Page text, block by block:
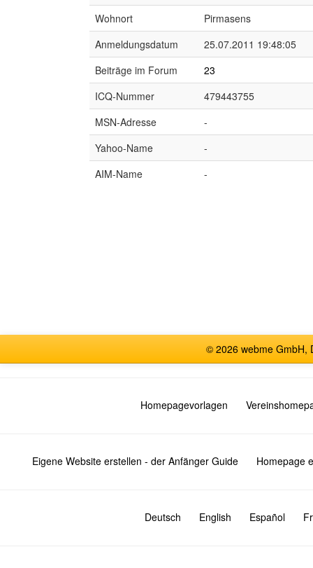
Wohnort
Pirmasens
Anmeldungsdatum
25.07.2011 19:48:05
Beiträge im Forum
23
ICQ-Nummer
479443755
MSN-Adresse
-
Yahoo-Name
-
AIM-Name
-
© 2026 webme GmbH,
Homepagevorlagen
Eigene Website erstellen - der Anfänger Guide Homepage
Deutsch English Español